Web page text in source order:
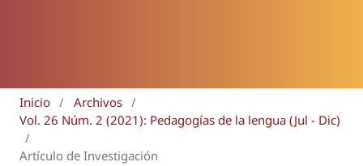
Inicio / Archivos /
Vol. 26 Núm. 2 (2021): Pedagogías de la lengua (Jul - Dic)
/
Artículo de Investigación